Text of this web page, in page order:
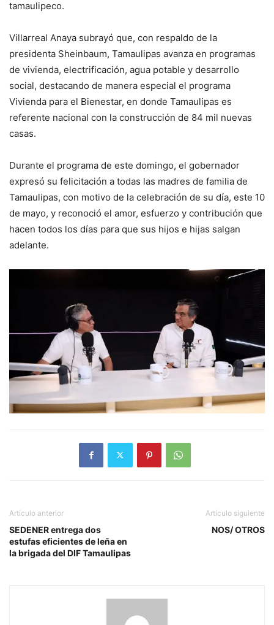
tamaulipeco.
Villarreal Anaya subrayó que, con respaldo de la
presidenta Sheinbaum, Tamaulipas avanza en programas
de vivienda, electrificación, agua potable y desarrollo
social, destacando de manera especial el programa
Vivienda para el Bienestar, en donde Tamaulipas es
referente nacional con la construcción de 84 mil nuevas
casas.
Durante el programa de este domingo, el gobernador
expresó su felicitación a todas las madres de familia de
Tamaulipas, con motivo de la celebración de su día, este 10
de mayo, y reconoció el amor, esfuerzo y contribución que
hacen todos los días para que sus hijos e hijas salgan
adelante.
Artículo anterior
SEDENER entrega dos
estufas eficientes de leña en
la brigada del DIF Tamaulipas
Artículo siguiente
NOS/ OTROS